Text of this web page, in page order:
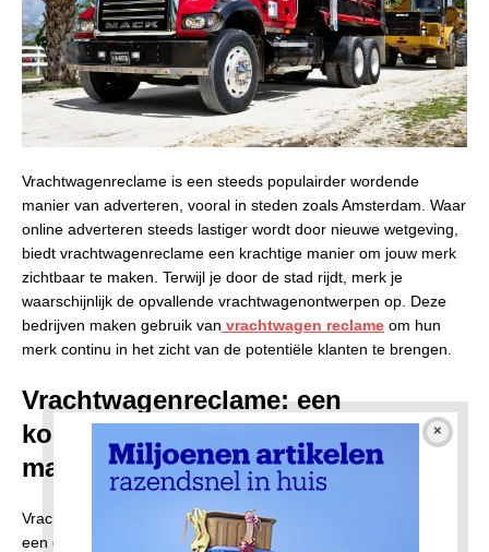
Vrachtwagenreclame is een steeds populairder wordende
manier van adverteren, vooral in steden zoals Amsterdam. Waar
online adverteren steeds lastiger wordt door nieuwe wetgeving,
biedt vrachtwagenreclame een krachtige manier om jouw merk
zichtbaar te maken. Terwijl je door de stad rijdt, merk je
waarschijnlijk de opvallende vrachtwagenontwerpen op. Deze
bedrijven maken gebruik van vrachtwagen reclame om hun
merk continu in het zicht van de potentiële klanten te brengen.
Vrachtwagenreclame: een
kostenbesparende
marketingstrategie
Vrachtwagenreclame biedt de mogelijkheid om jouw merk op
een dynamische manier te presenteren aan een breed publiek,